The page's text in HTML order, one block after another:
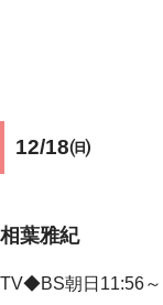
12/18㈰
相葉雅紀
TV◆BS朝日11:56～